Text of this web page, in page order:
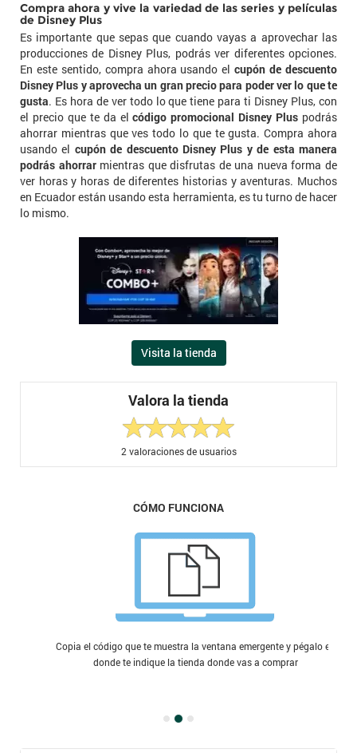
Compra ahora y vive la variedad de las series y películas
de Disney Plus
Es importante que sepas que cuando vayas a aprovechar las
producciones de Disney Plus, podrás ver diferentes opciones.
En este sentido, compra ahora usando elcupón de descuento
Disney Plus y aprovecha un gran precio para poder ver lo que te
gusta. Es hora de ver todo lo que tiene para ti Disney Plus, con
el precio que te da elcódigo promocional Disney Plus podrás
ahorrar mientras que ves todo lo que te gusta. Compra ahora
usando el cupón de descuento Disney Plus y de esta manera
podrás ahorrarmientras que disfrutas de una nueva forma de
ver horas y horas de diferentes historias y aventuras. Muchos
en Ecuador están usando esta herramienta, es tu turno de hacer
lo mismo.
Visita la tienda
Valora la tienda
2 valoraciones de usuarios
CÓMO FUNCIONA
Copia el código que te muestra la ventana emergente y pégalo en
donde te indique la tienda donde vas a comprar